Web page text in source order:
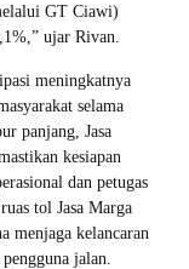
GT Ciawi)
ujar Rivan.
meningkatnya
selama
panjang, Jasa
kesiapan
dan petugas
tol Jasa Marga
menjaga kelancaran
jalan.